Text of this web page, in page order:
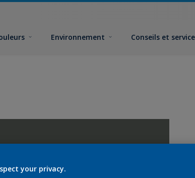
Environnement Conseils et
your privacy.